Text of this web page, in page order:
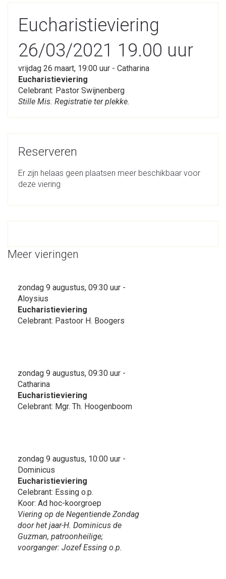
Eucharistieviering
26/03/2021 19.00 uur
vrijdag 26 maart, 19:00 uur - Catharina
Eucharistieviering
Celebrant: Pastor Swijnenberg
Stille Mis. Registratie ter plekke.
Reserveren
Er zijn helaas geen plaatsen meer beschikbaar voor
deze viering
Meer vieringen
zondag 9 augustus, 09:30 uur -
Aloysius
Eucharistieviering
Celebrant: Pastoor H. Boogers
zondag 9 augustus, 09:30 uur -
Catharina
Eucharistieviering
Celebrant: Mgr. Th. Hoogenboom
zondag 9 augustus, 10:00 uur -
Dominicus
Eucharistieviering
Celebrant: Essing o.p.
Koor: Ad hoc-koorgroep
Viering op de Negentiende Zondag
door het jaar-H. Dominicus de
Guzman, patroonheilige;
voorganger: Jozef Essing o.p.